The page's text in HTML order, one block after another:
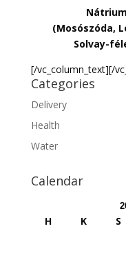
(Mosószóda,
Solvay-
[/vc_column_text][/
Categories
Delivery
Health
Water
Calendar
H K S